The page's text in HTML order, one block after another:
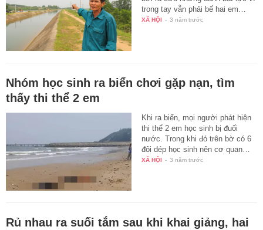
trong tay vẫn phải bế hai em…
XÃ HỘI - 3 năm trước
Nhóm học sinh ra biển chơi gặp nạn, tìm
thấy thi thể 2 em
Khi ra biển, mọi người phát hiện
thi thể 2 em học sinh bị đuối
nước. Trong khi đó trên bờ có 6
đôi dép học sinh nên cơ quan…
XÃ HỘI - 3 năm trước
Rủ nhau ra suối tắm sau khi khai giảng, hai